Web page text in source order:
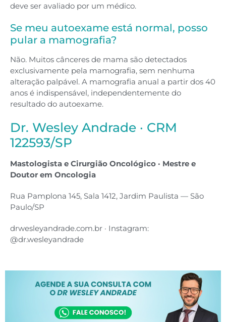
deve ser avaliado por um médico.
Se meu autoexame está normal, posso
pular a mamografia?
Não. Muitos cânceres de mama são detectados
exclusivamente pela mamografia, sem nenhuma
alteração palpável. A mamografia anual a partir dos 40
anos é indispensável, independentemente do
resultado do autoexame.
Dr. Wesley Andrade · CRM
122593/SP
Mastologista e Cirurgião Oncológico · Mestre e
Doutor em Oncologia
Rua Pamplona 145, Sala 1412, Jardim Paulista — São
Paulo/SP
drwesleyandrade.com.br · Instagram:
@dr.wesleyandrade